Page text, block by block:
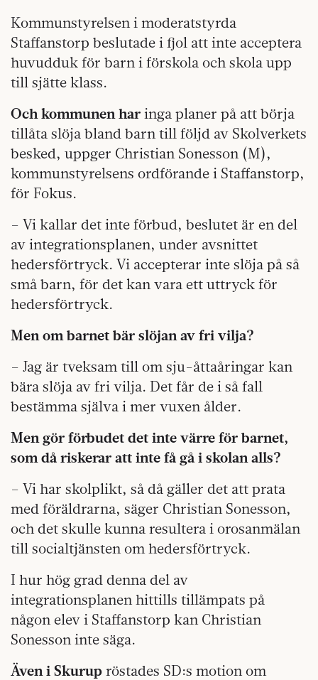
Kommunstyrelsen i moderatstyrda
Staffanstorp beslutade i fjol att inte acceptera
huvudduk för barn i förskola och skola upp
till sjätte klass.
Och kommunen har inga planer på att börja
tillåta slöja bland barn till följd av Skolverkets
besked, uppger Christian Sonesson (M),
kommunstyrelsens ordförande i Staffanstorp,
för Fokus.
– Vi kallar det inte förbud, beslutet är en del
av integrationsplanen, under avsnittet
hedersförtryck. Vi accepterar inte slöja på så
små barn, för det kan vara ett uttryck för
hedersförtryck.
Men om barnet bär slöjan av fri vilja?
– Jag är tveksam till om sju-åttaåringar kan
bära slöja av fri vilja. Det får de i så fall
bestämma själva i mer vuxen ålder.
Men gör förbudet det inte värre för barnet,
som då riskerar att inte få gå i skolan alls?
– Vi har skolplikt, så då gäller det att prata
med föräldrarna, säger Christian Sonesson,
och det skulle kunna resultera i orosanmälan
till socialtjänsten om hedersförtryck.
I hur hög grad denna del av
integrationsplanen hittills tillämpats på
någon elev i Staffanstorp kan Christian
Sonesson inte säga.
Även i Skurup röstades SD:s motion om